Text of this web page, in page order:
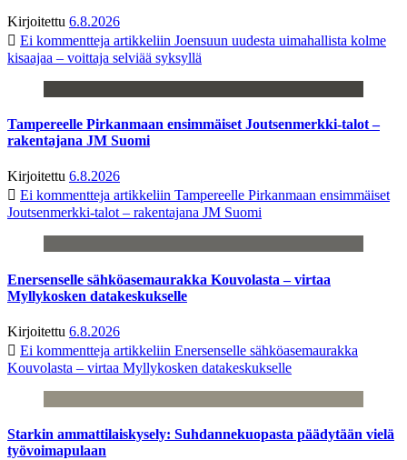
Kirjoitettu 6.8.2026
Ei kommentteja artikkeliin Joensuun uudesta uimahallista kolme
kisaajaa – voittaja selviää syksyllä
Tampereelle Pirkanmaan ensimmäiset Joutsenmerkki-talot –
rakentajana JM Suomi
Kirjoitettu 6.8.2026
Ei kommentteja artikkeliin Tampereelle Pirkanmaan ensimmäiset
Joutsenmerkki-talot – rakentajana JM Suomi
Enersenselle sähköasemaurakka Kouvolasta – virtaa
Myllykosken datakeskukselle
Kirjoitettu 6.8.2026
Ei kommentteja artikkeliin Enersenselle sähköasemaurakka
Kouvolasta – virtaa Myllykosken datakeskukselle
Starkin ammattilaiskysely: Suhdannekuopasta päädytään vielä
työvoimapulaan